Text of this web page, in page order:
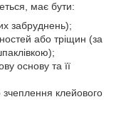
має бути:
забруднень);
або тріщин (за
основу та її
клейового